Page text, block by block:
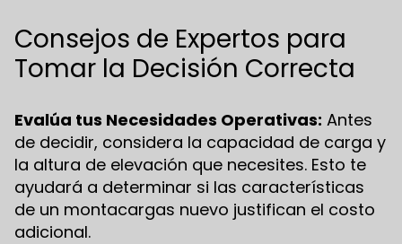
Consejos de Expertos para
Tomar la Decisión Correcta
Evalúa tus Necesidades Operativas: Antes
de decidir, considera la capacidad de carga y
la altura de elevación que necesites. Esto te
ayudará a determinar si las características
de un montacargas nuevo justifican el costo
adicional.